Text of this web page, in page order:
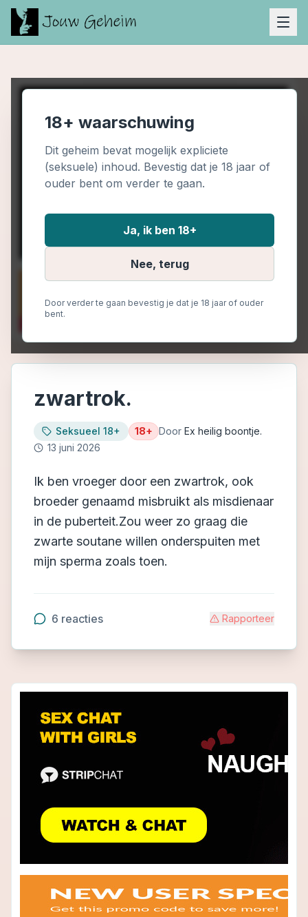
18+ waarschuwing
Dit geheim bevat mogelijk expliciete
(seksuele) inhoud. Bevestig dat je 18 jaar of
ouder bent om verder te gaan.
Ja, ik ben 18+
Nee, terug
Door verder te gaan bevestig je dat je 18 jaar of ouder
bent.
zwartrok.
Seksueel 18+ 18+ Door Ex heilig boontje.
13 juni 2026
Ik ben vroeger door een zwartrok, ook
broeder genaamd misbruikt als misdienaar
in de puberteit.Zou weer zo graag die
zwarte soutane willen onderspuiten met
mijn sperma zoals toen.
6 reacties Rapporteer